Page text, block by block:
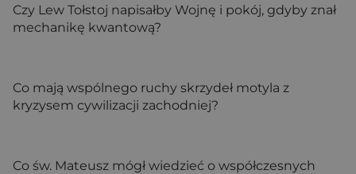
Czy Lew Tołstoj napisałby Wojnę i pokój, gdyby znał
mechanikę kwantową?
Co mają wspólnego ruchy skrzydeł motyla z
kryzysem cywilizacji zachodniej?
Co św. Mateusz mógł wiedzieć o współczesnych